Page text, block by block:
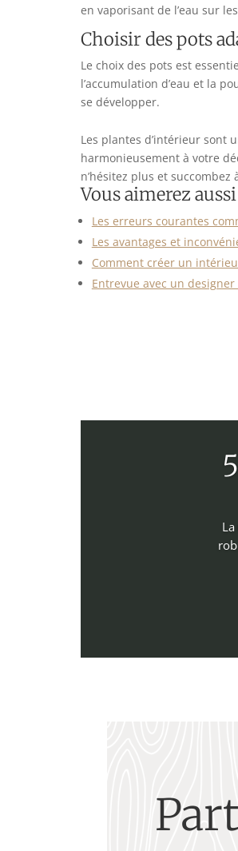
en vaporisant de l’eau sur
Choisir des pots
Le choix des pots est
l’accumulation d’eau et la
se développer.
Les plantes d’intérieur sont
harmonieusement à votre
n’hésitez plus et
Vous aimerez aussi
Les erreurs courantes
Les avantages et
Comment créer un
Entrevue avec un